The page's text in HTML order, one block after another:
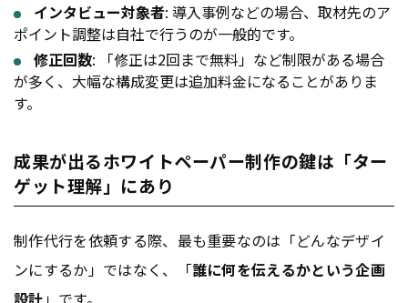
インタビュー対象者: 導入事例などの場合、取材先のア
ポイント調整は自社で行うのが一般的です。
修正回数: 「修正は2回まで無料」など制限がある場合
が多く、大幅な構成変更は追加料金になることがありま
す。
成果が出るホワイトペーパー制作の鍵は「ター
ゲット理解」にあり
制作代行を依頼する際、最も重要なのは「どんなデザイ
ンにするか」ではなく、「誰に何を伝えるかという企画